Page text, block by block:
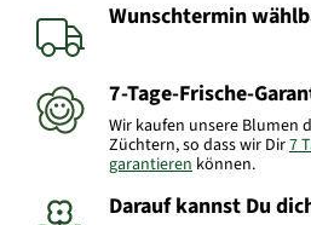
Wunschtermin
7-Tage-Frische-
Wir kaufen unsere Blumen
Züchtern, so dass wir Dir7
garantieren können.
Darauf kannst Du